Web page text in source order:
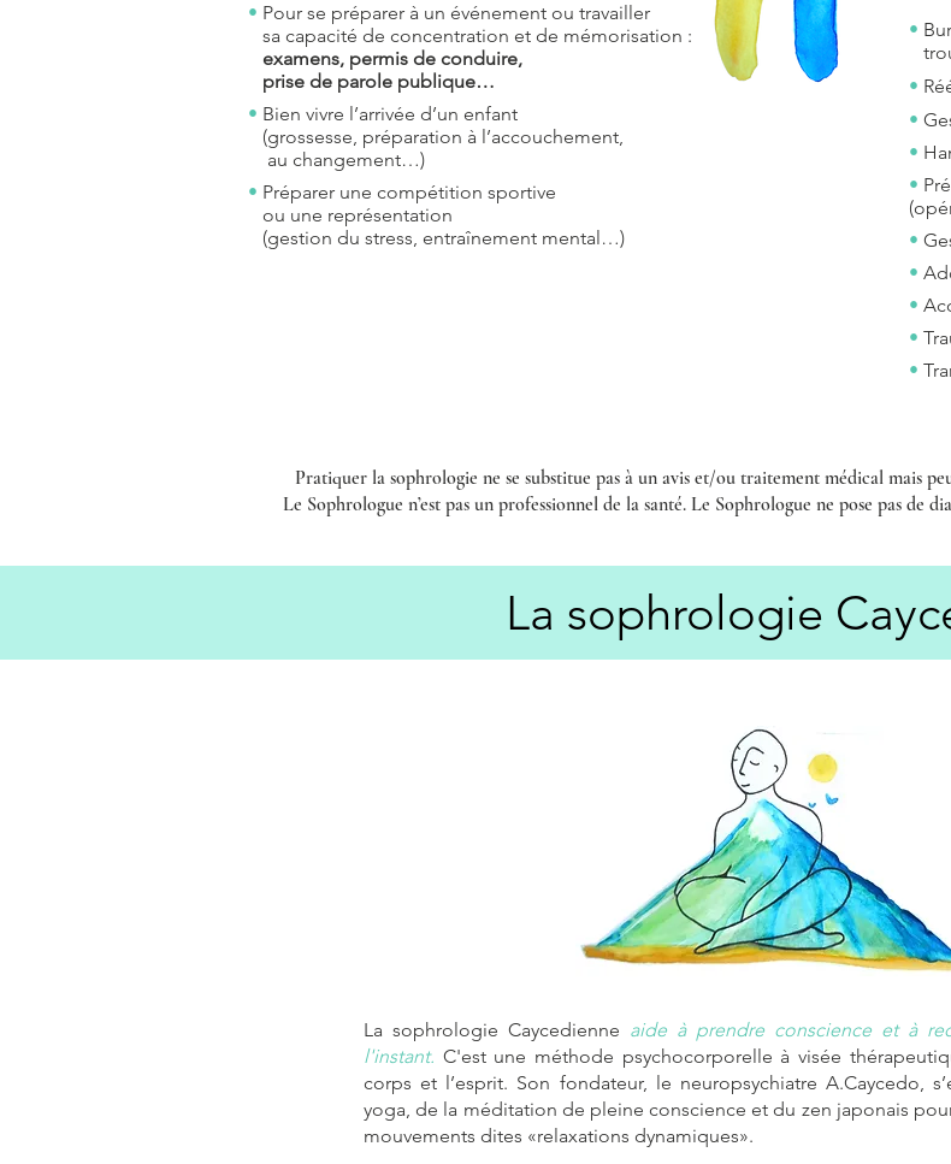
• Pour se préparer à un événement ou travailler
sa capacité de concentration et de mémorisation :
examens, permis de conduire,
prise de parole publique…
• Bien vivre l’arrivée d’un enfant
(grossesse, préparation à l’accouchement,
au changement…)
• Préparer une compétition sportive
ou une représentation
(gestion du stress, entraînement mental…)
•
•
•
•
•
•
•
•
•
•
Pratiquer la sophrologie ne se substitue pas à un avis et/ou traitement médical mais
Le Sophrologue n’est pas un professionnel de la santé. Le Sophrologue ne pose pas
La sophrologie
La sophrologie Caycedienne aide à prendre conscience et à
l'instant. C'est une méthode psychocorporelle à visée
corps et l’esprit. Son fondateur, le neuropsychiatre A.Caycedo,
yoga, de la méditation de pleine conscience et du zen japonais
mouvements dites «relaxations dynamiques».